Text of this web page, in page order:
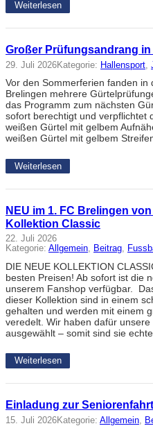
Weiterlesen
Großer Prüfungsandrang
29. Juli 2026Kategorie: Hallensport
Vor den Sommerferien fanden
Brelingen mehrere
das Programm zum nächsten
sofort berechtigt und
weißen Gürtel mit gelbem
weißen Gürtel mit gelbem
Weiterlesen
NEU im 1. FC Brelingen
Kollektion Classic
22. Juli 2026
Kategorie: Allgemein, Beitrag,
DIE NEUE KOLLEKTION
besten Preisen! Ab sofort ist die
unserem Fanshop verfügbar.
dieser Kollektion sind in einem
gehalten und werden mit einem
veredelt. Wir haben dafür
ausgewählt – somit sind sie
Weiterlesen
Einladung zur
15. Juli 2026Kategorie: Allgemein